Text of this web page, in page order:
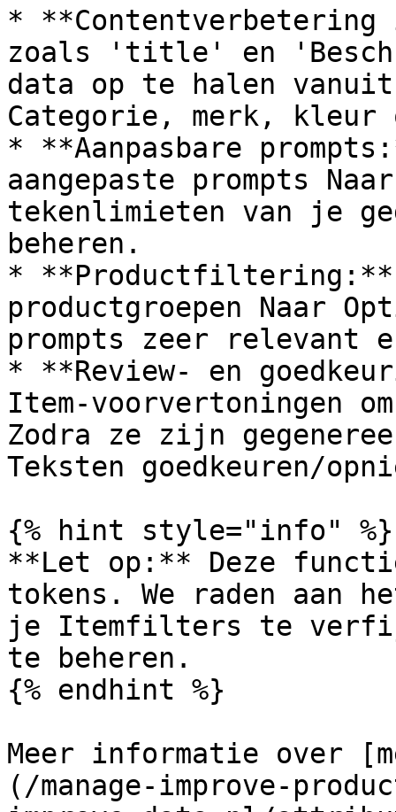
*
zoals 'title' en
data op te halen
Categorie, merk, kleur
* **Aanpasbare
aangepaste prompts
tekenlimieten van je
beheren.
* **Productfiltering:**
productgroepen Naar
prompts zeer
* **Review- en
Item-voorvertoningen
Zodra ze zijn
Teksten goedkeuren/
{% hint style="info" %}
**Let op:** Deze
tokens. We raden aan
je Itemfilters te
te beheren.
{% endhint %}
Meer informatie over
(/manage-improve-